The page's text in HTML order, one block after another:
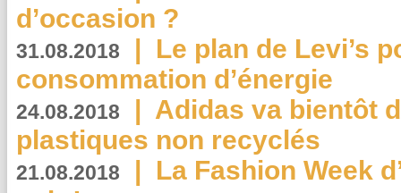
d’occasion ?
31.08.2018 | Le plan de Levi’s
consommation d’énergie
24.08.2018 | Adidas va bientôt
plastiques non recyclés
21.08.2018 | La Fashion Week